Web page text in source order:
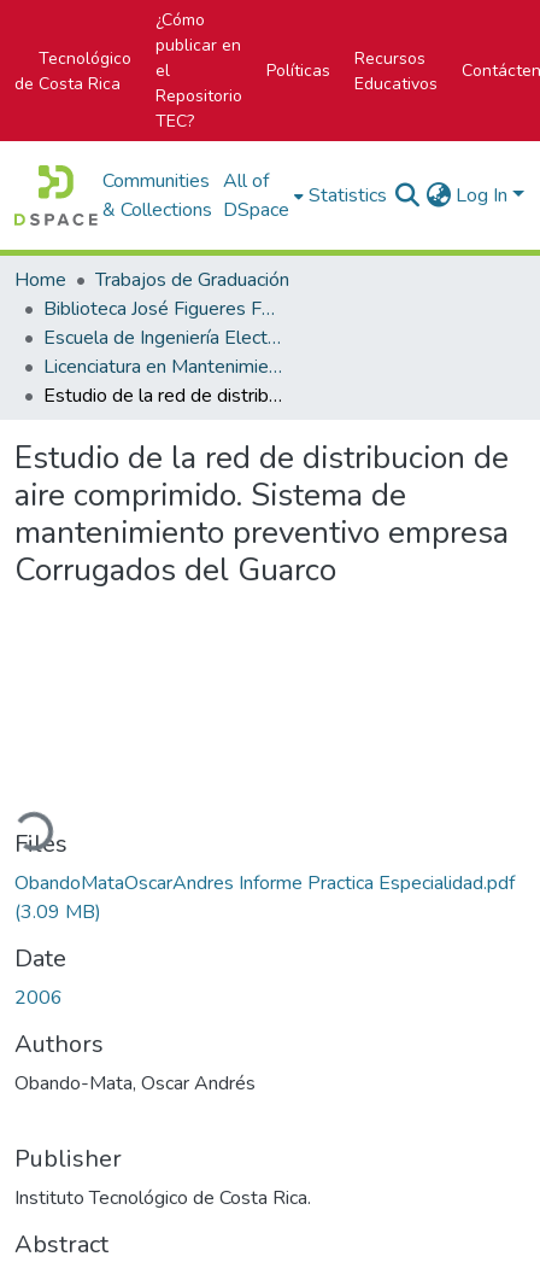
Tecnológico
de Costa Rica
¿Cómo
publicar en
el
Repositorio
TEC?
Políticas
Recursos
Educativos
Communities
& Collections
All of
DSpace
Statistics Log In
Home
Trabajos de Graduación
Biblioteca José Figueres Ferrer
Escuela de Ingeniería Electromecánica
Licenciatura en Mantenimiento Industrial
Estudio de la red de distribucion de aire comprimido. Sistema de mantenimiento preventivo empresa Corrugados del Guarco
Estudio de la red de distribucion de
aire comprimido. Sistema de
mantenimiento preventivo empresa
Corrugados del Guarco
Loading...
Files
ObandoMataOscarAndres Informe Practica Especialidad.pdf
(3.09 MB)
Date
2006
Authors
Obando-Mata, Oscar Andrés
Publisher
Instituto Tecnológico de Costa Rica.
Abstract